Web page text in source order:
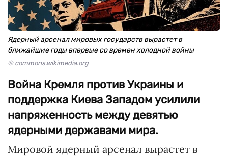
Ядерный арсенал мировых государств вырастет в
ближайшие годы впервые со времен холодной войны
© commons.wikimedia.org
Война Кремля против Украины и
поддержка Киева Западом усилили
напряженность между девятью
ядерными державами мира.
Мировой ядерный арсенал вырастет в